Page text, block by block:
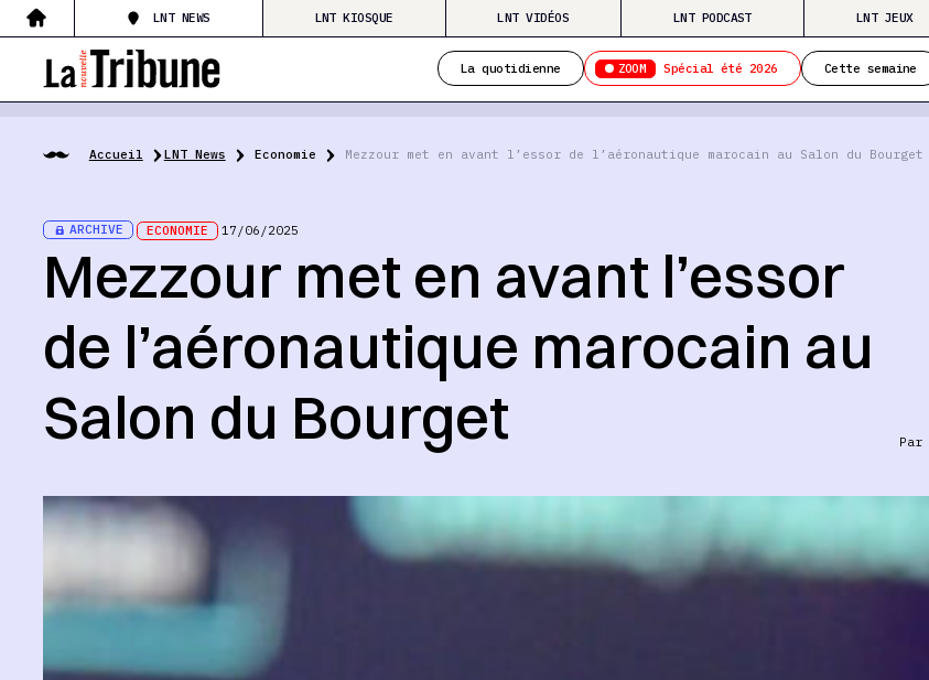
LNT NEWS LNT KIOSQUE LNT VIDÉOS LNT PODCAST LNT JEUX
La quotidienne ZOOM Spécial été 2026 Cette semaine
Accueil LNT News Economie Mezzour met en avant l’essor de l’aéronautique marocain au Salon du Bourget
ARCHIVE ECONOMIE 17/06/2025
Mezzour met en avant l’essor
de l’aéronautique marocain au
Salon du Bourget
Par